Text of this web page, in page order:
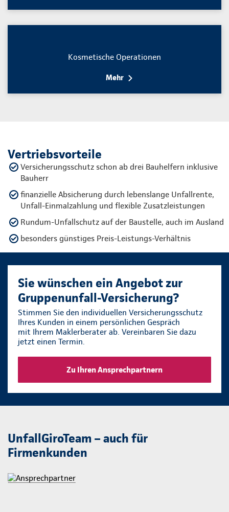
Kosmetische Operationen
Mehr
Vertriebsvorteile
Versicherungsschutz schon ab drei Bauhelfern inklusive
Bauherr
finanzielle Absicherung durch lebenslange Unfallrente,
Unfall-Einmalzahlung und flexible Zusatzleistungen
Rundum-Unfallschutz auf der Baustelle, auch im Ausland
besonders günstiges Preis-Leistungs-Verhältnis
Sie wünschen ein Angebot zur
Gruppenunfall-Versicherung?
Stimmen Sie den individuellen Versicherungsschutz
Ihres Kunden in einem persönlichen Gespräch
mit Ihrem Maklerberater ab. Vereinbaren Sie dazu
jetzt einen Termin.
Zu Ihren Ansprechpartnern
UnfallGiroTeam – auch für
Firmenkunden